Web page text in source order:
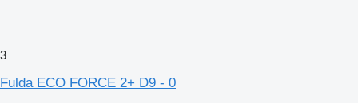
3
Fulda ECO FORCE 2+ D9 - 0